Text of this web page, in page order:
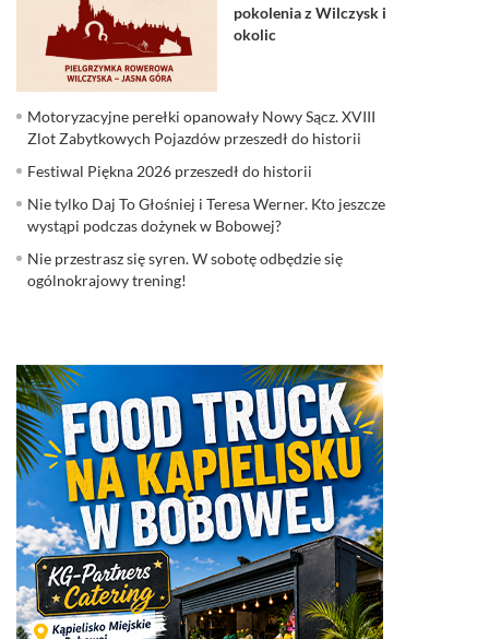
pokolenia z Wilczysk i
okolic
Motoryzacyjne perełki opanowały Nowy Sącz. XVIII
Zlot Zabytkowych Pojazdów przeszedł do historii
Festiwal Piękna 2026 przeszedł do historii
Nie tylko Daj To Głośniej i Teresa Werner. Kto jeszcze
wystąpi podczas dożynek w Bobowej?
Nie przestrasz się syren. W sobotę odbędzie się
ogólnokrajowy trening!